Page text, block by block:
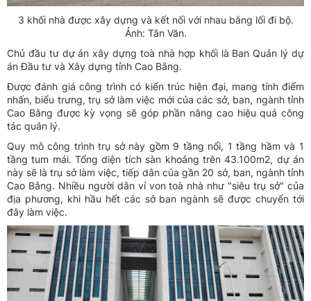
3 khối nhà được xây dựng và kết nối với nhau bằng lối đi bộ.
Ảnh: Tân Văn.
Chủ đầu tư dự án xây dựng toà nhà hợp khối là Ban Quản lý dự
án Đầu tư và Xây dựng tỉnh Cao Bằng.
Được đánh giá công trình có kiến trúc hiện đại, mang tính điểm
nhấn, biểu trưng, trụ sở làm việc mới của các sở, ban, ngành tỉnh
Cao Bằng được kỳ vọng sẽ góp phần nâng cao hiệu quả công
tác quản lý.
Quy mô công trình trụ sở này gồm 9 tầng nổi, 1 tầng hầm và 1
tầng tum mái. Tổng diện tích sàn khoảng trên 43.100m2, dự án
này sẽ là trụ sở làm việc, tiếp dân của gần 20 sở, ban, ngành tỉnh
Cao Bằng. Nhiều người dân ví von toà nhà như "siêu trụ sở" của
địa phương, khi hầu hết các sở ban ngành sẽ được chuyển tới
đây làm việc.